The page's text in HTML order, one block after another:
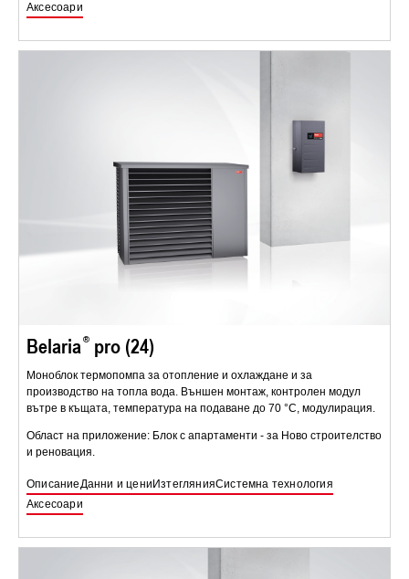
Аксесоари
Belaria pro (24)
Моноблок термопомпа за отопление и охлаждане и за
производство на топла вода. Външен монтаж, контролен модул
вътре в къщата, температура на подаване до 70 °C, модулирация.
Област на приложение: Блок с апартаменти - за Ново строителство
и реновация.
ОписаниеДанни и цени ИзтеглянияСистемна технология
Аксесоари